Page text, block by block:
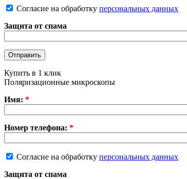
Согласие на обработку персональных данных
Защита от спама
Купить в 1 клик
Поляризационные микроскопы
Имя: *
Номер телефона: *
Согласие на обработку персональных данных
Защита от спама